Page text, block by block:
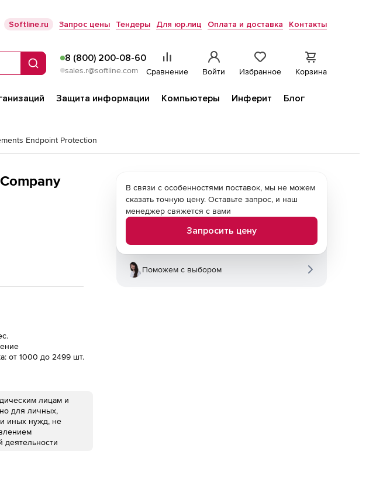
Softline.ru Запрос цены Тендеры Для юр.лиц Оплата и доставка Контакты
Поиск
8 (800) 200-08-60
sales.r@softline.com Сравнение Войти Избранное Корзина
Защита информации Компьютеры Инферит
Блог
Endpoint Protection
от 1000 до 2499 шт.
лицам и
для личных,
иных нужд, не
деятельности
В связи с особенностями поставок, мы не можем
сказать точную цену. Оставьте запрос, и наш
менеджер свяжется с вами
Запросить цену
Поможем с выбором